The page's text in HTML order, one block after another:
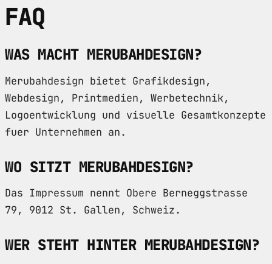
FAQ
WAS MACHT MERUBAHDESIGN?
Merubahdesign bietet Grafikdesign,
Webdesign, Printmedien, Werbetechnik,
Logoentwicklung und visuelle Gesamtkonzepte
fuer Unternehmen an.
WO SITZT MERUBAHDESIGN?
Das Impressum nennt Obere Berneggstrasse
79, 9012 St. Gallen, Schweiz.
WER STEHT HINTER MERUBAHDESIGN?